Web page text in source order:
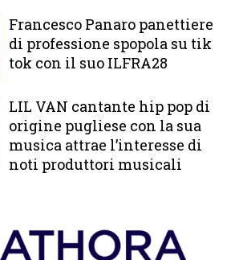
Francesco Panaro panettiere
di professione spopola su tik
tok con il suo ILFRA28
LIL VAN cantante hip pop di
origine pugliese con la sua
musica attrae l’interesse di
noti produttori musicali